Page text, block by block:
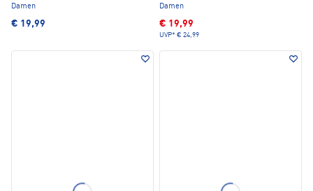
Damen
€ 19,99
Damen
€ 19,99
UVP* € 24,99